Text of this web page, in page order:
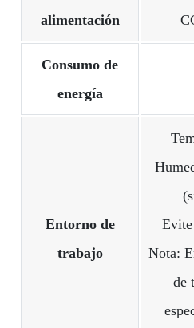
alimentación
Consumo de
energía
Entorno de
trabajo
Evite
Nota:
de